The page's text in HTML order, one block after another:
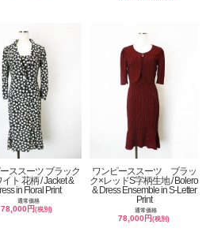
ススーツ ブラック
ト 花柄 / Jacket &
in Floral Print
通常価格
78,000円(税別)
ワンピーススーツ ブラッ
ク×レッドS字柄生地 / Bolero
& Dress Ensemble in S-Letter
Print
通常価格
78,000円(税別)